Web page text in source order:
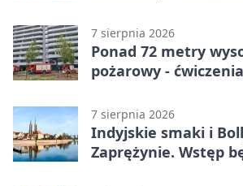
7 sierpnia 2026
Ponad 72 metry
pożarowy -
7 sierpnia 2026
Indyjskie smaki i
Zaprężynie. Wstęp